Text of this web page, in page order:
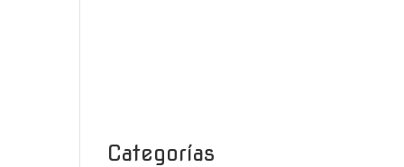
Categorías